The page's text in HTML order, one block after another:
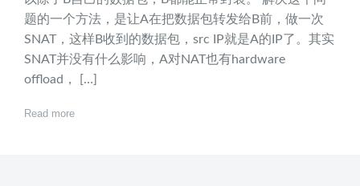
题的一个方法，是让A在把数据包转发给B前，做一次
SNAT，这样B收到的数据包，src IP就是A的IP了。其实
SNAT并没有什么影响，A对NAT也有hardware
offload， […]
Read more